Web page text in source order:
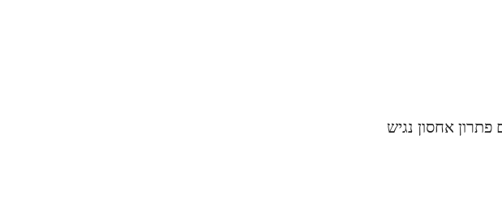
אחסון נגיש